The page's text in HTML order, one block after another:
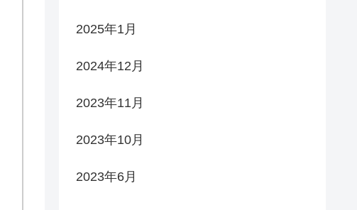
2025年1月
2024年12月
2023年11月
2023年10月
2023年6月